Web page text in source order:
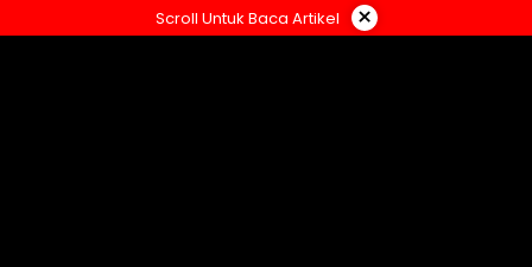
ke
Scroll Untuk Baca Artikel ×